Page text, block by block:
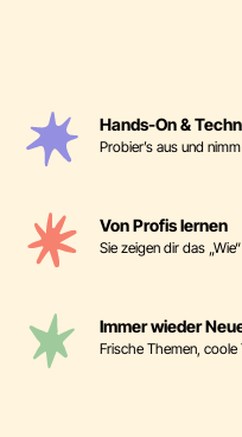
Hands-On &
Probier’s aus und
Von Profis lernen
Sie zeigen dir das
Immer wieder
Frische Themen, coole